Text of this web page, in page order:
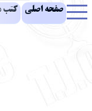
صفحه اصلی کتب